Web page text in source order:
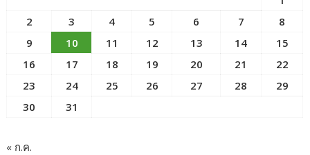
2
3 4 5 6 7
8
9
10 11 12 13 14
15
16
17 18 19 20 21
22
23
24 25 26 27 28
29
30
31
« ก.ค.